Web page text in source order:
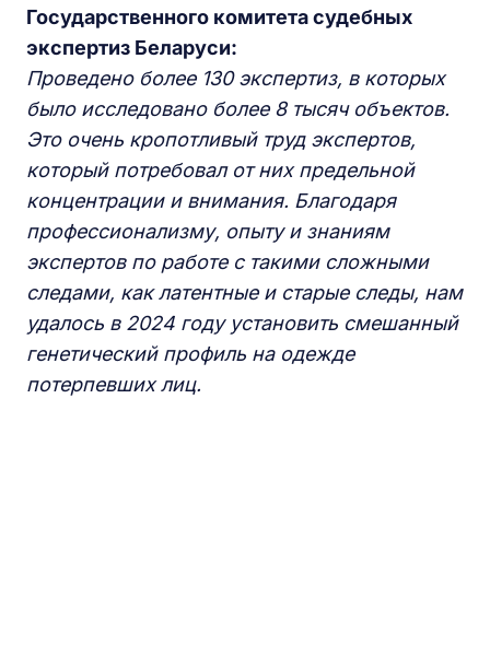
Государственного комитета судебных
экспертиз Беларуси:
Проведено более 130 экспертиз, в которых
было исследовано более 8 тысяч объектов.
Это очень кропотливый труд экспертов,
который потребовал от них предельной
концентрации и внимания. Благодаря
профессионализму, опыту и знаниям
экспертов по работе с такими сложными
следами, как латентные и старые следы, нам
удалось в 2024 году установить смешанный
генетический профиль на одежде
потерпевших лиц.